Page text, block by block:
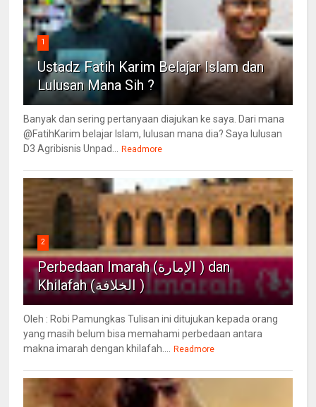
1
Ustadz Fatih Karim Belajar Islam dan
Lulusan Mana Sih ?
Banyak dan sering pertanyaan diajukan ke saya. Dari mana
@FatihKarim belajar Islam, lulusan mana dia? Saya lulusan
D3 Agribisnis Unpad...
Readmore
2
Perbedaan Imarah (الإمارة ) dan
Khilafah (الخلافة )
Oleh : Robi Pamungkas Tulisan ini ditujukan kepada orang
yang masih belum bisa memahami perbedaan antara
makna imarah dengan khilafah....
Readmore